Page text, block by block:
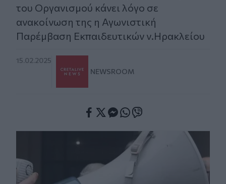
του Οργανισμού κάνει λόγο σε
ανακοίνωση της η Αγωνιστική
Παρέμβαση Εκπαιδευτικών ν.Ηρακλείου
15.02.2025
NEWSROOM